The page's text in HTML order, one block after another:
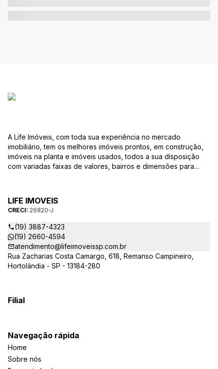
A Life Imóveis, com toda sua experiência no mercado
imobiliário, tem os melhores imóveis prontos, em construção,
imóveis na planta e imóveis usados, todos a sua disposição
com variadas faixas de valores, bairros e dimensões para
as suas dúvidas sobre casas, apartamentos, terrenos, salas
comerciais e outros produtos imobiliários.
LIFE IMOVEIS
CRECI: 26820-J
(19) 3887-4323
(19) 2660-4594
atendimento@lifeimoveissp.com.br
Rua Zacharias Costa Camargo, 618, Remanso Campineiro,
Hortolândia - SP - 13184-280
Filial
Navegação rápida
Home
Sobre nós